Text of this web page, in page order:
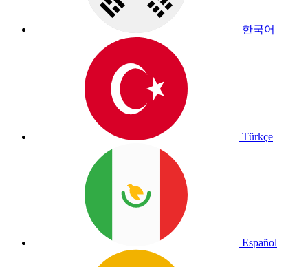
한국어
Türkçe
Español